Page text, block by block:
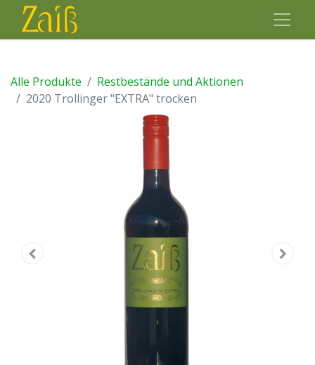
Alle Produkte
Restbestände und Aktionen
2020 Trollinger "EXTRA" trocken